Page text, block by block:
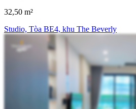
32,50 m²
Studio, Tòa BE4, khu The Beverly